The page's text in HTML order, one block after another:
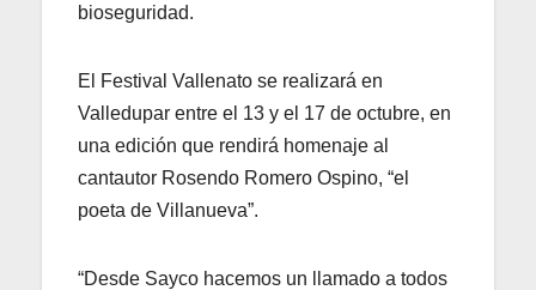
bioseguridad.
El Festival Vallenato se realizará en
Valledupar entre el 13 y el 17 de octubre, en
una edición que rendirá homenaje al
cantautor Rosendo Romero Ospino, “el
poeta de Villanueva”.
“Desde Sayco hacemos un llamado a todos